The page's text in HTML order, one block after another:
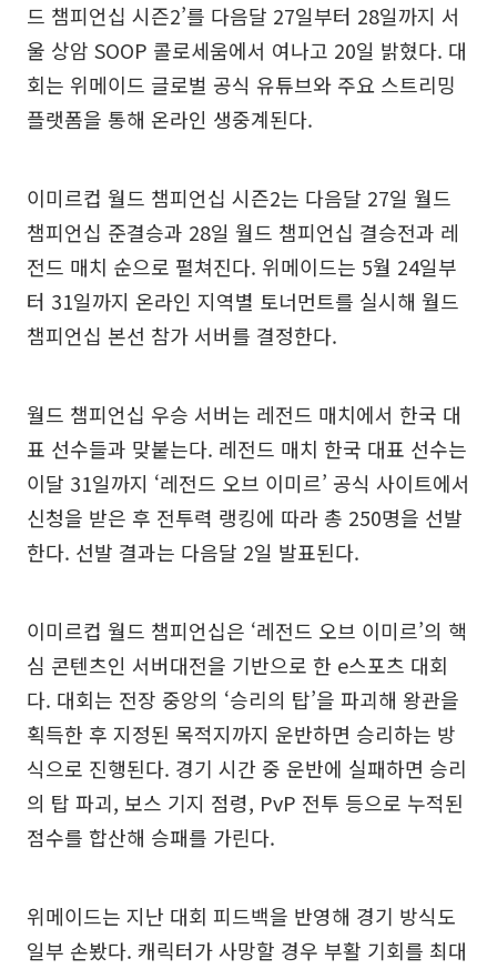
드 챔피언십 시즌2’를 다음달 27일부터 28일까지 서
울 상암 SOOP 콜로세움에서 여나고 20일 밝혔다. 대
회는 위메이드 글로벌 공식 유튜브와 주요 스트리밍
플랫폼을 통해 온라인 생중계된다.
이미르컵 월드 챔피언십 시즌2는 다음달 27일 월드
챔피언십 준결승과 28일 월드 챔피언십 결승전과 레
전드 매치 순으로 펼쳐진다. 위메이드는 5월 24일부
터 31일까지 온라인 지역별 토너먼트를 실시해 월드
챔피언십 본선 참가 서버를 결정한다.
월드 챔피언십 우승 서버는 레전드 매치에서 한국 대
표 선수들과 맞붙는다. 레전드 매치 한국 대표 선수는
이달 31일까지 ‘레전드 오브 이미르’ 공식 사이트에서
신청을 받은 후 전투력 랭킹에 따라 총 250명을 선발
한다. 선발 결과는 다음달 2일 발표된다.
이미르컵 월드 챔피언십은 ‘레전드 오브 이미르’의 핵
심 콘텐츠인 서버대전을 기반으로 한 e스포츠 대회
다. 대회는 전장 중앙의 ‘승리의 탑’을 파괴해 왕관을
획득한 후 지정된 목적지까지 운반하면 승리하는 방
식으로 진행된다. 경기 시간 중 운반에 실패하면 승리
의 탑 파괴, 보스 기지 점령, PvP 전투 등으로 누적된
점수를 합산해 승패를 가린다.
위메이드는 지난 대회 피드백을 반영해 경기 방식도
일부 손봤다. 캐릭터가 사망할 경우 부활 기회를 최대